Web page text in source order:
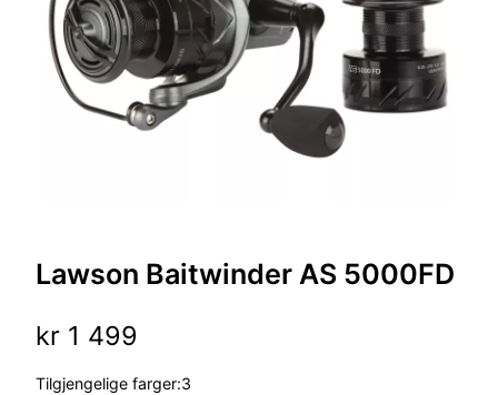
Lawson Baitwinder AS 5000FD
kr 1 499
Tilgjengelige farger:3